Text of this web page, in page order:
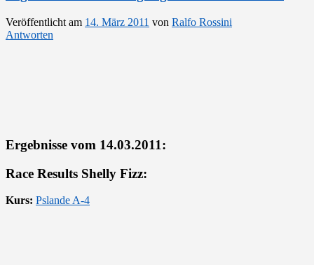
Veröffentlicht am 14. März 2011 von Ralfo Rossini
Antworten
Ergebnisse vom 14.03.2011:
Race Results Shelly Fizz:
Kurs: Pslande A-4